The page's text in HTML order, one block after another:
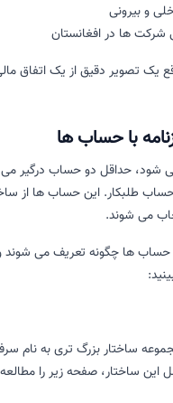
و بیرونی
ها در افغانستان
یک تصویر دقیق از یک اتفاق
با حساب ها
شود، حداقل دو حساب درگیر
طلبکار. این حساب ها از
می شوند.
حساب ها چگونه تعریف می
ساختار بزرگ تری به نام
این ساختار، صفحه زیر را